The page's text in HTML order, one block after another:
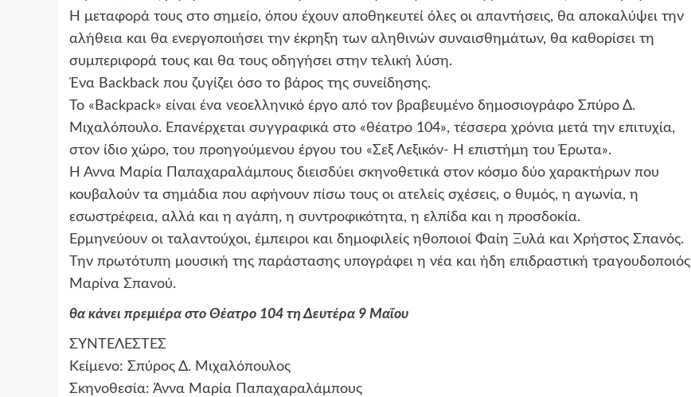
Η μεταφορά τους στο σημείο, όπου έχουν αποθηκευτεί όλες οι απαντήσεις, θα αποκαλύψει την
αλήθεια και θα ενεργοποιήσει την έκρηξη των αληθινών συναισθημάτων, θα καθορίσει τη
συμπεριφορά τους και θα τους οδηγήσει στην τελική λύση.
Ένα Backback που ζυγίζει όσο το βάρος της συνείδησης.
Το «Backpack» είναι ένα νεοελληνικό έργο από τον βραβευμένο δημοσιογράφο Σπύρο Δ.
Μιχαλόπουλο. Επανέρχεται συγγραφικά στο «θέατρο 104», τέσσερα χρόνια μετά την επιτυχία,
στον ίδιο χώρο, του προηγούμενου έργου του «Σεξ Λεξικόν- Η επιστήμη του Έρωτα».
Η Άννα Μαρία Παπαχαραλάμπους διεισδύει σκηνοθετικά στον κόσμο δύο χαρακτήρων που
κουβαλούν τα σημάδια που αφήνουν πίσω τους οι ατελείς σχέσεις, ο θυμός, η αγωνία, η
εσωστρέφεια, αλλά και η αγάπη, η συντροφικότητα, η ελπίδα και η προσδοκία.
Ερμηνεύουν οι ταλαντούχοι, έμπειροι και δημοφιλείς ηθοποιοί Φαίη Ξυλά και Χρήστος Σπανός.
Την πρωτότυπη μουσική της παράστασης υπογράφει η νέα και ήδη επιδραστική τραγουδοποιός
Μαρίνα Σπανού.
θα κάνει πρεμιέρα στο Θέατρο 104 τη Δευτέρα 9 Μαΐου
ΣΥΝΤΕΛΕΣΤΕΣ
Κείμενο: Σπύρος Δ. Μιχαλόπουλος
Σκηνοθεσία: Άννα Μαρία Παπαχαραλάμπους